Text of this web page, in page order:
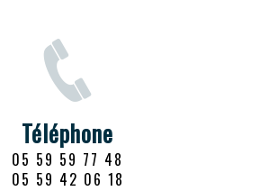
Téléphone
05 59 59 77 48
05 59 42 06 18